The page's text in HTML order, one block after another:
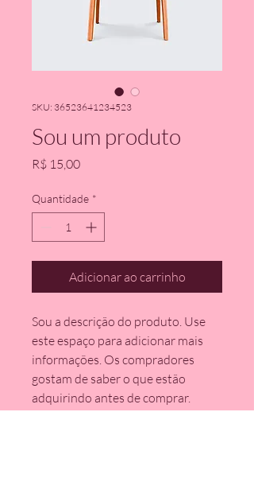
SKU: 36523641234523
Sou um produto
R$ 15,00Preço
Quantidade *
Adicionar ao carrinho
Sou a descrição do produto. Use
este espaço para adicionar mais
informações. Os compradores
gostam de saber o que estão
adquirindo antes de comprar.